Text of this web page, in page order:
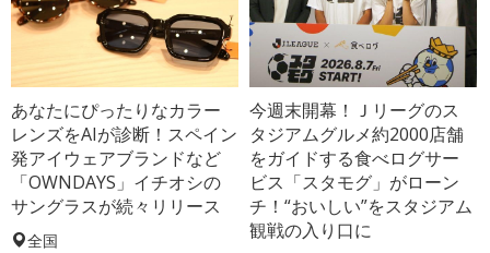
あなたにぴったりなカラー
レンズをAIが診断！スペイン
発アイウェアブランドなど
「OWNDAYS」イチオシの
サングラスが続々リリース
全国
今週末開幕！Ｊリーグのス
タジアムグルメ約2000店舗
をガイドする食べログサー
ビス「スタモグ」がローン
チ！“おいしい”をスタジアム
観戦の入り口に